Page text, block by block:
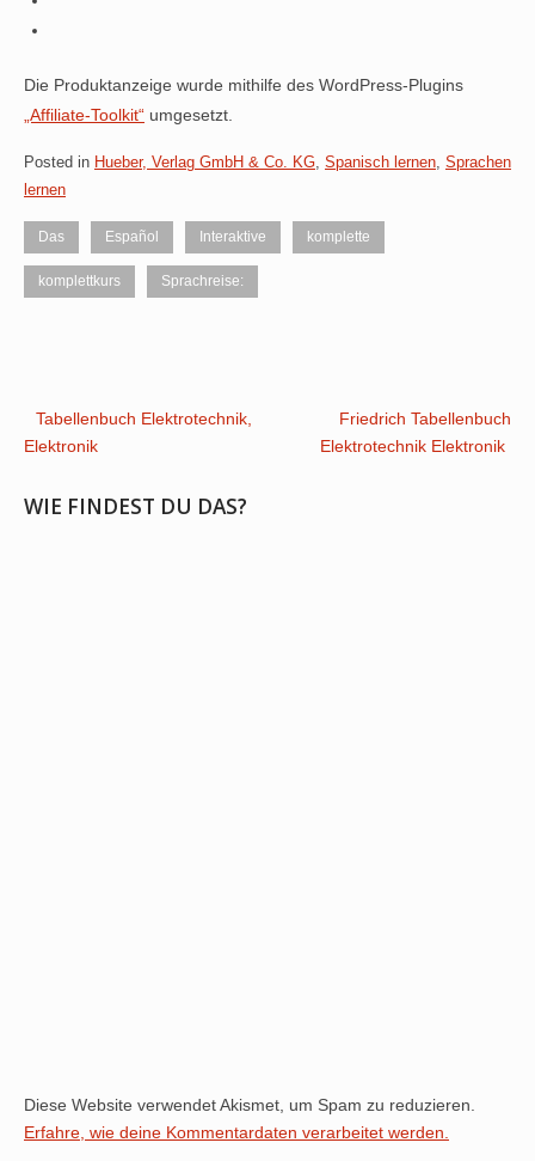
Die Produktanzeige wurde mithilfe des WordPress-Plugins
„Affiliate-Toolkit“ umgesetzt.
Posted in Hueber, Verlag GmbH & Co. KG, Spanisch lernen, Sprachen
lernen
Das Español Interaktive komplette
komplettkurs Sprachreise:
Post
Tabellenbuch Elektrotechnik,
Elektronik
Friedrich Tabellenbuch
Elektrotechnik Elektronik
WIE FINDEST DU DAS?
Diese Website verwendet Akismet, um Spam zu reduzieren.
Erfahre, wie deine Kommentardaten verarbeitet werden.